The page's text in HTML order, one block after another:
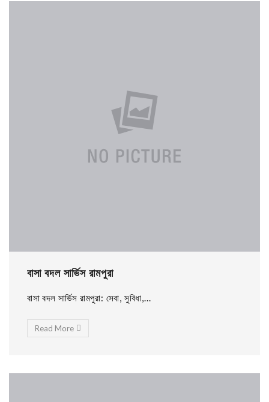
বাসা বদল সার্ভিস রামপুরা
বাসা বদল সার্ভিস রামপুরা: সেবা, সুবিধা,...
Read More